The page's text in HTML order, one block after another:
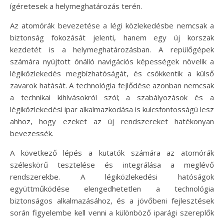
ígéretesek a helymeghatározás terén.
Az atomórák bevezetése a légi közlekedésbe nemcsak a
biztonság fokozását jelenti, hanem egy új korszak
kezdetét is a helymeghatározásban. A repülőgépek
számára nyújtott önálló navigációs képességek növelik a
légiközlekedés megbízhatóságát, és csökkentik a külső
zavarok hatását. A technológia fejlődése azonban nemcsak
a technikai kihívásokról szól; a szabályozások és a
légiközlekedési ipar alkalmazkodása is kulcsfontosságú lesz
ahhoz, hogy ezeket az új rendszereket hatékonyan
bevezessék.
A következő lépés a kutatók számára az atomórák
széleskörű tesztelése és integrálása a meglévő
rendszerekbe. A légiközlekedési hatóságok
együttműködése elengedhetetlen a technológia
biztonságos alkalmazásához, és a jövőbeni fejlesztések
során figyelembe kell venni a különböző iparági szereplők